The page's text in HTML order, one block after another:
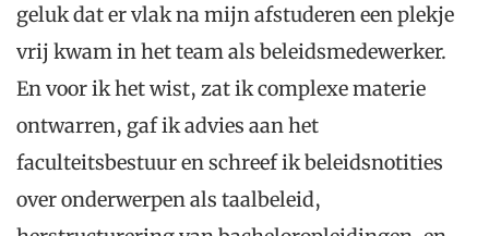
geluk dat er vlak na mijn afstuderen een plekje
vrij kwam in het team als beleidsmedewerker.
En voor ik het wist, zat ik complexe materie
ontwarren, gaf ik advies aan het
faculteitsbestuur en schreef ik beleidsnotities
over onderwerpen als taalbeleid,